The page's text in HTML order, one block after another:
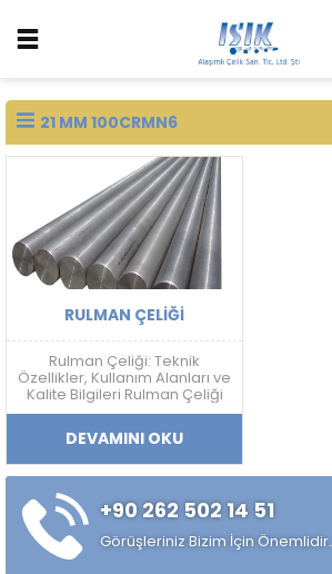
21 MM 100CRMN6
RULMAN ÇELIĞI
Rulman Çeliği: Teknik
Özellikler, Kullanım Alanları ve
Kalite Bilgileri Rulman Çeliği
Nedir? Rulman çeliği; yüksek
sertlik, aşınma dayanımı,
yorulma direnci ve boyutsal
kararlılık gerektiren
uygulamalarda kullanılan
yüksek karbonlu krom
alaşımlı özel çelik türüdür.
Özellikle rulman, bilya,
makaralı rulman elemanları,
DEVAMINI OKU
+90 262 502 14 51
Görüşleriniz Bizim İçin Önemlidir.